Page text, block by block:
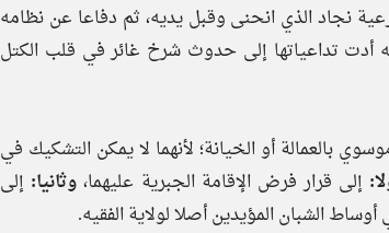
نجاد الذي انحنى وقبل يديه، ثم دفاعا عن نظامه
من ولايته ثورة من داخله أدت تداعياتها إلى حدوث شرخ غائر في قلب الكتل
أو الخيانة؛ لأنهما لا يمكن التشكيك في
إلى قرار فرض الإقامة الجبرية عليهما، وثانيا: إلى
الشبان المؤيدين أصلا لولاية الفقيه.